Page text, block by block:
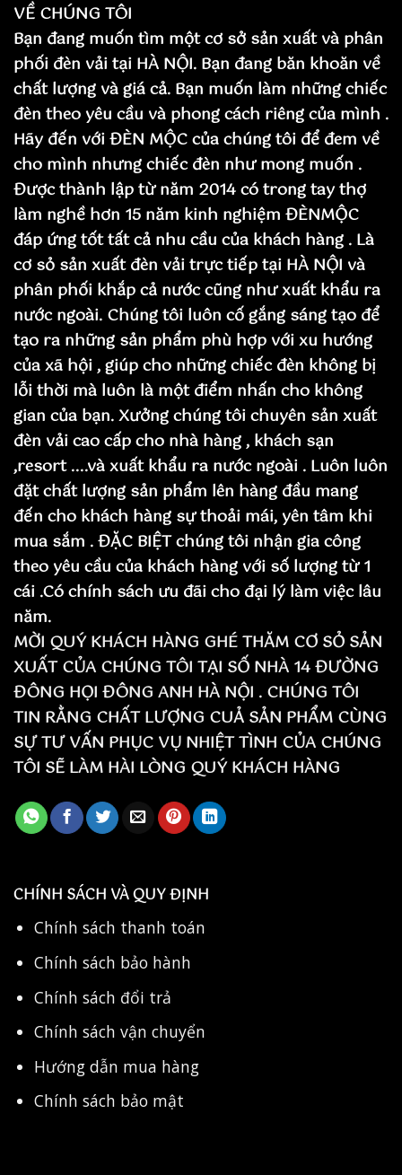
VỀ CHÚNG TÔI
Bạn đang muốn tìm một cơ sở sản xuất và phân
phối đèn vải tại HÀ NỘI. Bạn đang băn khoăn về
chất lượng và giá cả. Bạn muốn làm những chiếc
đèn theo yêu cầu và phong cách riêng của mình .
Hãy đến với ĐÈN MỘC của chúng tôi để đem về
cho mình nhưng chiếc đèn như mong muốn .
Được thành lập từ năm 2014 có trong tay thợ
làm nghề hơn 15 năm kinh nghiệm ĐÈNMỘC
đáp ứng tốt tất cả nhu cầu của khách hàng . Là
cơ sỏ sản xuất đèn vải trực tiếp tại HÀ NỘI và
phân phối khắp cả nước cũng như xuất khẩu ra
nước ngoài. Chúng tôi luôn cố gắng sáng tạo để
tạo ra những sản phẩm phù hợp với xu hướng
của xã hội , giúp cho những chiếc đèn không bị
lỗi thời mà luôn là một điểm nhấn cho không
gian của bạn. Xưởng chúng tôi chuyên sản xuất
đèn vải cao cấp cho nhà hàng , khách sạn
,resort ....và xuất khẩu ra nước ngoài . Luôn luôn
đặt chất lượng sản phẩm lên hàng đầu mang
đến cho khách hàng sự thoải mái, yên tâm khi
mua sắm . ĐẶC BIỆT chúng tôi nhận gia công
theo yêu cầu của khách hàng với số lượng từ 1
cái .Có chính sách ưu đãi cho đại lý làm việc lâu
năm.
MỜI QUÝ KHÁCH HÀNG GHÉ THĂM CƠ SỎ SẢN
XUẤT CỦA CHÚNG TÔI TẠI SỐ NHÀ 14 ĐƯỜNG
ĐÔNG HỌI ĐÔNG ANH HÀ NỘI . CHÚNG TÔI
TIN RẰNG CHẤT LƯỢNG CUẢ SẢN PHẨM CÙNG
SỰ TƯ VẤN PHỤC VỤ NHIỆT TÌNH CỦA CHÚNG
TÔI SẼ LÀM HÀI LÒNG QUÝ KHÁCH HÀNG
CHÍNH SÁCH VÀ QUY ĐỊNH
Chính sách thanh toán
Chính sách bảo hành
Chính sách đổi trả
Chính sách vận chuyển
Hướng dẫn mua hàng
Chính sách bảo mật